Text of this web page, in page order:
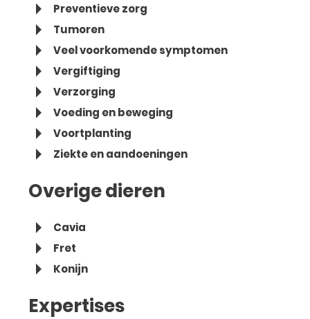
Preventieve zorg
Tumoren
Veel voorkomende symptomen
Vergiftiging
Verzorging
Voeding en beweging
Voortplanting
Ziekte en aandoeningen
Overige dieren
Cavia
Fret
Konijn
Expertises